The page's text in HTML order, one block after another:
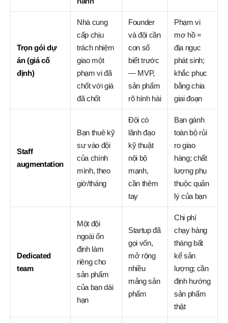
Trọn gói dự
án (giá cố
định)
Nhà cung
cấp chịu
trách nhiệm
giao một
phạm vi đã
chốt với giá
đã chốt
Founder
và đội cần
con số
biết trước
— MVP,
sản phẩm
rõ hình hài
Phạm vi
mơ hồ =
địa ngục
phát sinh;
khắc phục
bằng chia
giai đoạn
Staff
augmentation
Bạn thuê kỹ
sư vào đội
của chính
mình, theo
giờ/tháng
Đội có
lãnh đạo
kỹ thuật
nội bộ
mạnh,
cần thêm
tay
Bạn gánh
toàn bộ rủi
ro giao
hàng; chất
lượng phụ
thuộc quản
lý của bạn
Dedicated
team
Một đội
ngoài ổn
định làm
riêng cho
sản phẩm
của bạn dài
hạn
Startup đã
gọi vốn,
mở rộng
nhiều
mảng sản
phẩm
Chi phí
chạy hàng
tháng bất
kể sản
lượng; cần
định hướng
sản phẩm
thật